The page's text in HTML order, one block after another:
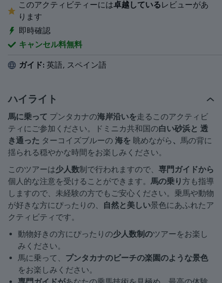
このアクティビティーには卓越しているレビューがあ
ります
即時確認
キャンセル料無料
ガイド: 英語, スペイン語
ハイライト
馬に乗って プンタカナの海岸沿いを走るこのアクティビ
ティにご参加ください。ドミニカ共和国の白い砂浜と 透
き通った ターコイズブルーの 海を 眺めながら 、 馬の背に
揺られる穏やかな時間をお楽しみください。
このツアーは少人数制で行われますので、 専門ガイドから
個人的な注意を受けることができます。 馬の乗り方も指導
しますので、未経験の方でもご安心ください。乗馬や動物
が好きな方にぴったりの、
自然と美しい景色にあふれたア
クティビティです。
動物好きの方にぴったりの少人数制のツアーをお楽し
みください。
馬に乗って、 プンタカナのビーチの楽園のような景色
をお楽しみください。